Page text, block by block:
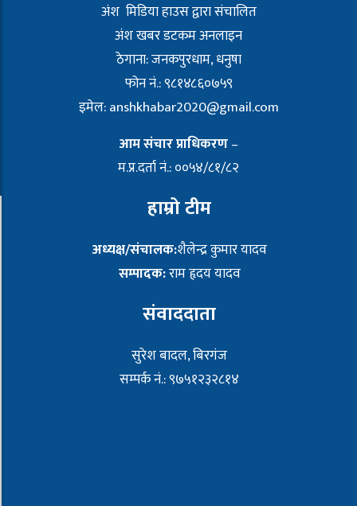
अंश मिडिया हाउस द्वारा संचालित
अंश खबर डटकम अनलाइन
ठेगाना: जनकपुरधाम, धनुषा
फोन नं.: ९८१४८६०७५९
इमेल:anshkhabar2020@gmail.com
आम संचार प्राधिकरण–
म.प्र.दर्ता नं.: ००५४/८१/८२
हाम्रो टीम
अध्यक्ष/संचालक:शैलेन्द्र कुमार यादव
सम्पादक:राम हृदय यादव
संवाददाता
सुरेश बादल, बिरगंज
सम्पर्क नं.: ९७५१२३२८१४